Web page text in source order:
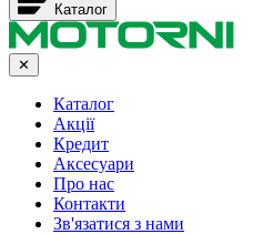
Каталог
✕
Каталог
Акції
Кредит
Аксесуари
Про нас
Контакти
Зв'язатися з нами